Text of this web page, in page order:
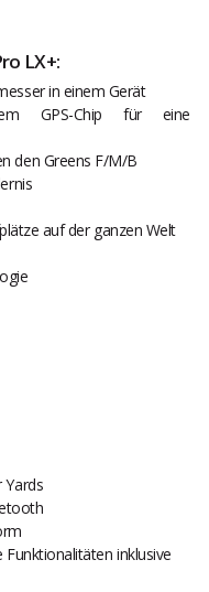
LX+:
in einem Gerät
GPS-Chip für eine
den Greens F/M/B
auf der ganzen Welt
Yards
inklusive